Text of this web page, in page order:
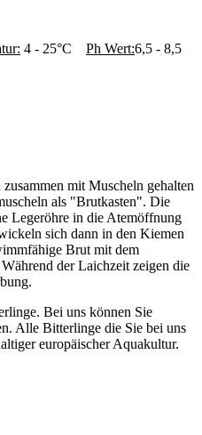
4 - 25°C Ph Wert:6,5 - 8,5
mit Muscheln gehalten
als "Brutkasten". Die
Legeröhre in die Atemöffnung
sich dann in den Kiemen
Brut mit dem
der Laichzeit zeigen die
Bei uns können Sie
Alle Bitterlinge die Sie bei uns
europäischer Aquakultur.